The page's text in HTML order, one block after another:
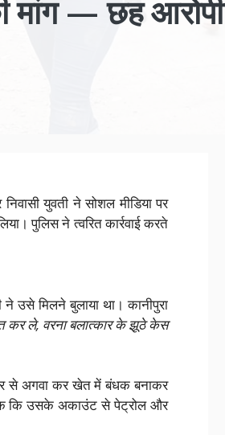
मांग — छह आरोपी
युवती ने सोशल मीडिया पर
पुलिस ने त्वरित कार्रवाई करते
उसे मिलने बुलाया था। कानीपुरा
कर ले, वरना बलात्कार के झूठे केस
से अगवा कर खेत में बंधक बनाकर
तक कि उसके अकाउंट से पेट्रोल और